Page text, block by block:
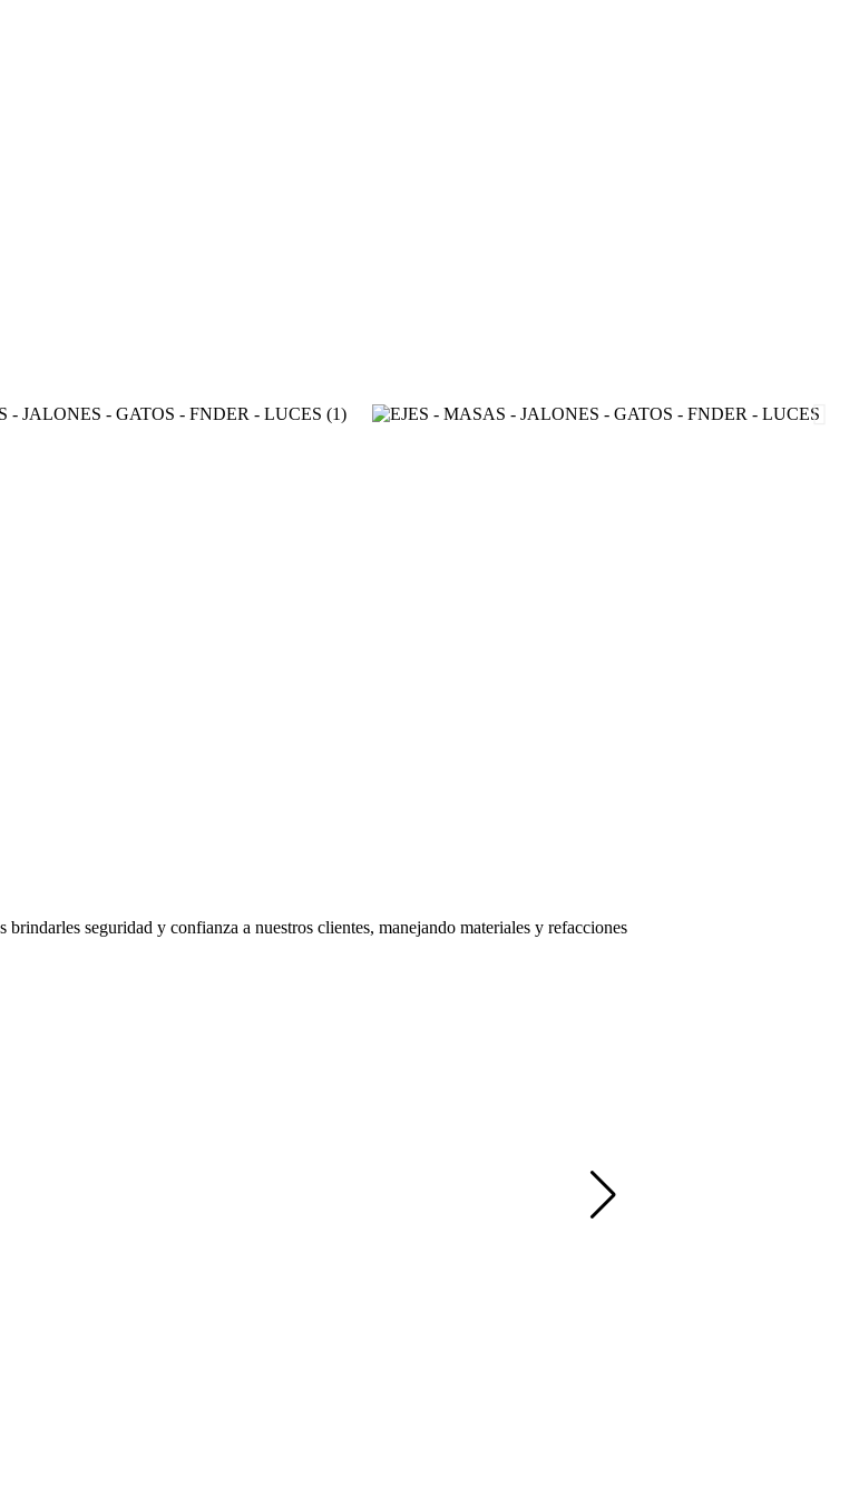
seguridad y confianza a nuestros clientes, manejando materiales y refacciones